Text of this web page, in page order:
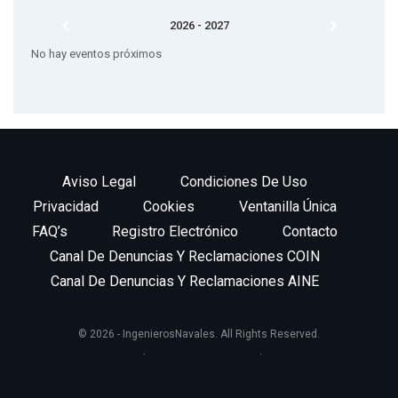
Recogió el diploma Álvaro Ortega Nadal y lo entregó Lucas
2026 - 2027
No hay eventos próximos
Aviso Legal
Condiciones De Uso
Privacidad
Cookies
Ventanilla Única
FAQ’s
Registro Electrónico
Contacto
Canal De Denuncias Y Reclamaciones COIN
Canal De Denuncias Y Reclamaciones AINE
© 2026 - IngenierosNavales. All Rights Reserved.
Website Design:
BetterStudio